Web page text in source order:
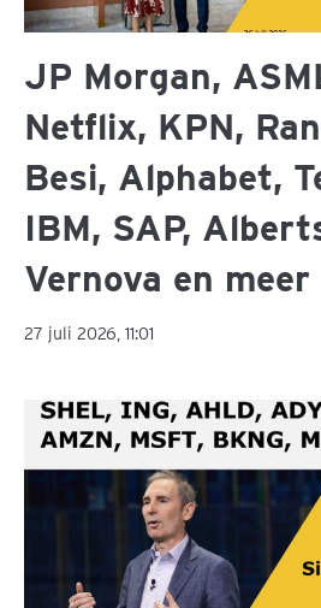
JP Morgan,
Netflix, KPN,
Besi, Alphabet,
IBM, SAP,
Vernova en meer
27 juli 2026, 11:01